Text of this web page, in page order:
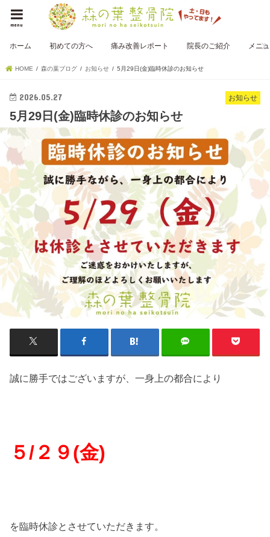
menu
ホーム 初めての方へ 痛み改善レポート 院長のご紹介 メニ
HOME 森の葉ブログ お知らせ 5月29日(金)臨時休診のお知らせ
お知らせ
2026.05.27
5月29日(金)臨時休診のお知らせ
誠に勝手ではございますが、一身上の都合により
５/２９(金)
を臨時休診とさせていただきます。